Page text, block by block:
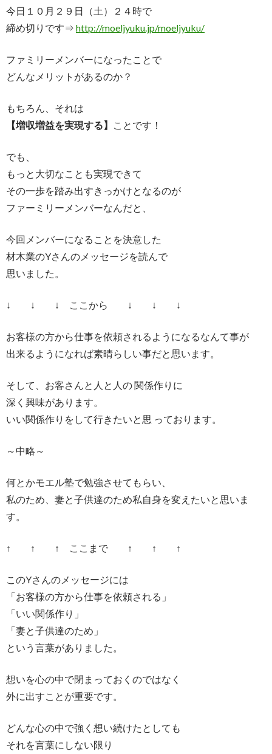
今日１０月２９日（土）２４時で
締め切りです⇒ http://moeljyuku.jp/moeljyuku/
ファミリーメンバーになったことで
どんなメリットがあるのか？
もちろん、それは
【増収増益を実現する】
ことです！
でも、
もっと大切なことも実現できて
その一歩を踏み出すきっかけとなるのが
ファーミリーメンバーなんだと、
今回メンバーになることを決意した
材木業のYさんのメッセージを読んで
思いました。
↓ ↓ ↓ ここから ↓ ↓ ↓
お客様の方から仕事を依頼されるようになるなんて事が
出来るようになれば素晴らしい事だと思います。
そして、お客さんと人と人の 関係作りに
深く興味があります。
いい関係作りをして行きたいと思 っております。
～中略～
何とかモエル塾で勉強させてもらい、
私のため、妻と子供達のため私自身を変えたいと思いま
す。
↑ ↑ ↑ ここまで ↑ ↑ ↑
このYさんのメッセージには
「お客様の方から仕事を依頼される」
「いい関係作り」
「妻と子供達のため」
という言葉がありました。
想いを心の中で閉まっておくのではなく
外に出すことが重要です。
どんな心の中で強く想い続けたとしても
それを言葉にしない限り